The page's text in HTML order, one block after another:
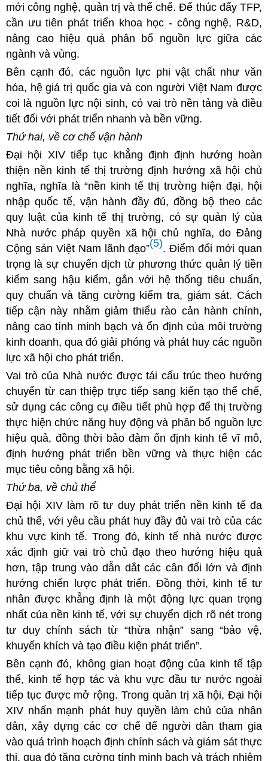
mới công nghệ, quản trị và thể chế. Để thúc đẩy TFP,
cần ưu tiên phát triển khoa học - công nghệ, R&D,
nâng cao hiệu quả phân bổ nguồn lực giữa các
ngành và vùng.
Bên cạnh đó, các nguồn lực phi vật chất như văn
hóa, hệ giá trị quốc gia và con người Việt Nam được
coi là nguồn lực nội sinh, có vai trò nền tảng và điều
tiết đối với phát triển nhanh và bền vững.
Thứ hai, về cơ chế vận hành
Đại hội XIV tiếp tục khẳng định định hướng hoàn
thiện nền kinh tế thị trường định hướng xã hội chủ
nghĩa, nghĩa là “nền kinh tế thị trường hiện đại, hội
nhập quốc tế, vận hành đầy đủ, đồng bộ theo các
quy luật của kinh tế thị trường, có sự quản lý của
Nhà nước pháp quyền xã hội chủ nghĩa, do Đảng
Cộng sản Việt Nam lãnh đạo”(5). Điểm đổi mới quan
trọng là sự chuyển dịch từ phương thức quản lý tiền
kiểm sang hậu kiểm, gắn với hệ thống tiêu chuẩn,
quy chuẩn và tăng cường kiểm tra, giám sát. Cách
tiếp cận này nhằm giảm thiểu rào cản hành chính,
nâng cao tính minh bạch và ổn định của môi trường
kinh doanh, qua đó giải phóng và phát huy các nguồn
lực xã hội cho phát triển.
Vai trò của Nhà nước được tái cấu trúc theo hướng
chuyển từ can thiệp trực tiếp sang kiến tạo thể chế,
sử dụng các công cụ điều tiết phù hợp để thị trường
thực hiện chức năng huy động và phân bổ nguồn lực
hiệu quả, đồng thời bảo đảm ổn định kinh tế vĩ mô,
định hướng phát triển bền vững và thực hiện các
mục tiêu công bằng xã hội.
Thứ ba, về chủ thể
Đại hội XIV làm rõ tư duy phát triển nền kinh tế đa
chủ thể, với yêu cầu phát huy đầy đủ vai trò của các
khu vực kinh tế. Trong đó, kinh tế nhà nước được
xác định giữ vai trò chủ đạo theo hướng hiệu quả
hơn, tập trung vào dẫn dắt các cân đối lớn và định
hướng chiến lược phát triển. Đồng thời, kinh tế tư
nhân được khẳng định là một động lực quan trọng
nhất của nền kinh tế, với sự chuyển dịch rõ nét trong
tư duy chính sách từ “thừa nhận” sang “bảo vệ,
khuyến khích và tạo điều kiện phát triển”.
Bên cạnh đó, không gian hoạt động của kinh tế tập
thể, kinh tế hợp tác và khu vực đầu tư nước ngoài
tiếp tục được mở rộng. Trong quản trị xã hội, Đại hội
XIV nhấn mạnh phát huy quyền làm chủ của nhân
dân, xây dựng các cơ chế để người dân tham gia
vào quá trình hoạch định chính sách và giám sát thực
thi, qua đó tăng cường tính minh bạch và trách nhiệm